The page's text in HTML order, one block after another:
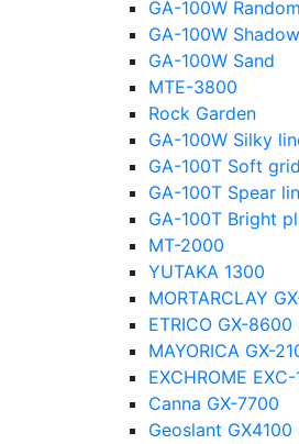
GA-100W Random
GA-100W
GA-100W Sand
MTE-3800
Rock Garden
GA-100W Silky
GA-100T Soft grid
GA-100T Spear
GA-100T Bright
MT-2000
YUTAKA 1300
MORTARCLAY
ETRICO GX-8600
MAYORICA GX-
EXCHROME
Canna GX-7700
Geoslant GX4100